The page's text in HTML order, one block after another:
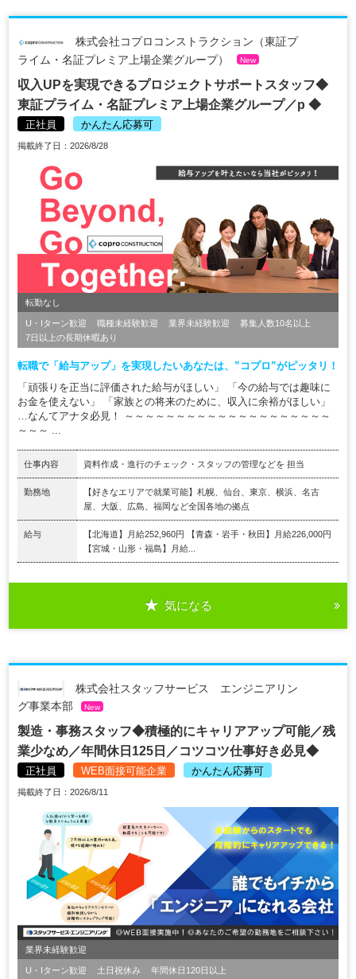
株式会社コプロコンストラクション（東証プ
ライム・名証プレミア上場企業グループ）
New
収入UPを実現できるプロジェクトサポートスタッフ◆
東証プライム・名証プレミア上場企業グループ／p ◆
正社員 かんたん応募可
掲載終了日：2026/8/28
転勤なし
U・Iターン歓迎 職種未経験歓迎 業界未経験歓迎
募集人数10名以上
7日以上の長期休暇あり
転職で「給与アップ」を実現したいあなたは、”コプロ”がピッタリ！
「頑張りを正当に評価された給与がほしい」 「今の給与では趣味に
お金を使えない」 「家族との将来のために、収入に余裕がほしい」
…なんてアナタ必見！ ～～～～～～～～～～～～～～～～～～～～
～～～ ...
仕事内容 資料作成・進行のチェック・スタッフの管理などを 担当
勤務地
【好きなエリアで就業可能】札幌、仙台、東京、横浜、名古
屋、大阪、広島、福岡など全国各地の拠点
給与
【北海道】月給252,960円 【青森・岩手・秋田】月給226,000円
【宮城・山形・福島】月給...
気になる
株式会社スタッフサービス エンジニアリン
グ事業本部
New
製造・事務スタッフ◆積極的にキャリアアップ可能／残
業少なめ／年間休日125日／コツコツ仕事好き必見◆
正社員 WEB面接可能企業 かんたん応募可
掲載終了日：2026/8/11
業界未経験歓迎
U・Iターン歓迎 土日祝休み
年間休日120日以上